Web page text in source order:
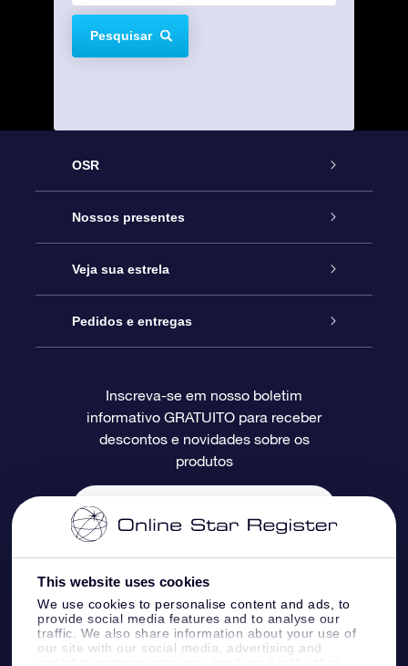
This website uses cookies
We use cookies to personalise content and ads, to
provide social media features and to analyse our
traffic. We also share information about your use of
our site with our social media, advertising and
Pesquisar
OSR
Serviço
Entre em contato conosco
Blog
Avaliações
Nossos presentes
Presente estrelar on-line
Pacote de presente da OSR
O cartão de presente da OSR
Presentes corporativos
Veja sua estrela
Star Register
Página estelar personalizada
Um Milhão de Estrelas
OSR Starsaver
Aplicativo RV Fly me to the stars
Pedidos e entregas
Informações de pagamento
Informações de envio
Política de devolução
Constelações
Inscreva-se em nosso boletim
informativo GRATUITO para receber
descontos e novidades sobre os
produtos